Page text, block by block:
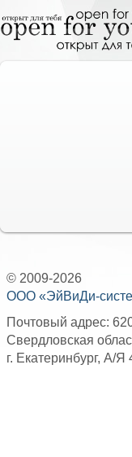
© 2009-2026
ООО «ЭйВиДи-
Почтовый адрес:
Свердловская
г. Екатеринбург, А/Я